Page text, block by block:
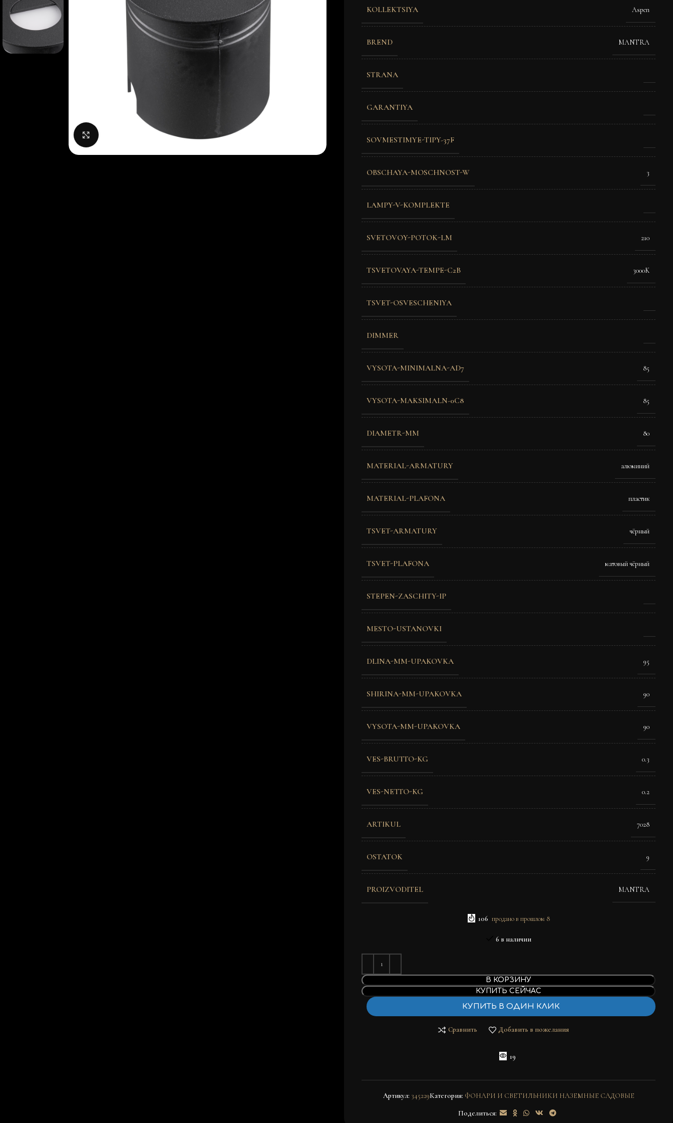
Нажмите, чтобы увеличить изображение
KOLLEKTSIYA Aspen
BREND MANTRA
STRANA
GARANTIYA
SOVMESTIMYE-TIPY-37F
OBSCHAYA-MOSCHNOST-W 3
LAMPY-V-KOMPLEKTE
SVETOVOY-POTOK-LM 210
TSVETOVAYA-TEMPE-C2B 3000K
TSVET-OSVESCHENIYA
DIMMER
VYSOTA-MINIMALNA-AD7 85
VYSOTA-MAKSIMALN-0C8 85
DIAMETR-MM 80
MATERIAL-ARMATURY алюминий
MATERIAL-PLAFONA пластик
TSVET-ARMATURY чёрный
TSVET-PLAFONA матовый чёрный
STEPEN-ZASCHITY-IP
MESTO-USTANOVKI
DLINA-MM-UPAKOVKA 95
SHIRINA-MM-UPAKOVKA 90
VYSOTA-MM-UPAKOVKA 90
VES-BRUTTO-KG 0.3
VES-NETTO-KG 0.2
ARTIKUL 7028
OSTATOK 9
PROIZVODITEL MANTRA
106 продано в прошлом 8
6 в наличии
В КОРЗИНУ
КУПИТЬ СЕЙЧАС
КУПИТЬ В ОДИН КЛИК
Сравнить Добавить в пожелания
19
Артикул: 345229Категория: ФОНАРИ И СВЕТИЛЬНИКИ НАЗЕМНЫЕ САДОВЫЕ
Поделиться: